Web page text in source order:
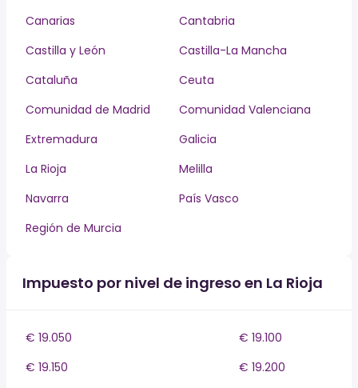
Canarias
Cantabria
Castilla y León
Castilla-La Mancha
Cataluña
Ceuta
Comunidad de Madrid
Comunidad Valenciana
Extremadura
Galicia
La Rioja
Melilla
Navarra
País Vasco
Región de Murcia
Impuesto por nivel de ingreso en La Rioja
€ 19.050
€ 19.100
€ 19.150
€ 19.200